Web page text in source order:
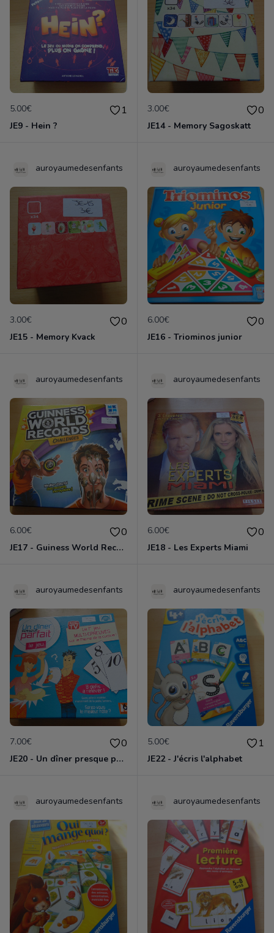
5.00€ 1
JE9 - Hein ?
3.00€ 0
JE14 - Memory Sagoskatt
auroyaumedesenfants
3.00€ 0
JE15 - Memory Kvack
auroyaumedesenfants
6.00€ 0
JE16 - Triominos junior
auroyaumedesenfants
6.00€ 0
JE17 - Guiness World Records
auroyaumedesenfants
6.00€ 0
JE18 - Les Experts Miami
auroyaumedesenfants
7.00€ 0
JE20 - Un dîner presque parfait
auroyaumedesenfants
5.00€ 1
JE22 - J'écris l'alphabet
auroyaumedesenfants auroyaumedesenfants